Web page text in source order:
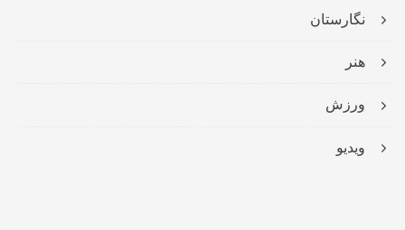
نگارستان
هنر
ورزش
ویدیو